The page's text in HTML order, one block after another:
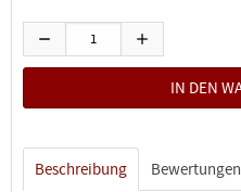
Beschreibung Bewertungen